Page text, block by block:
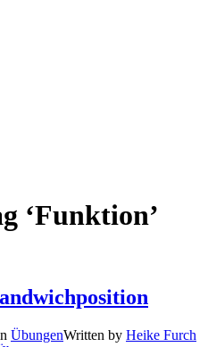
‘Funktion’
ÜbungenWritten by Heike Furch